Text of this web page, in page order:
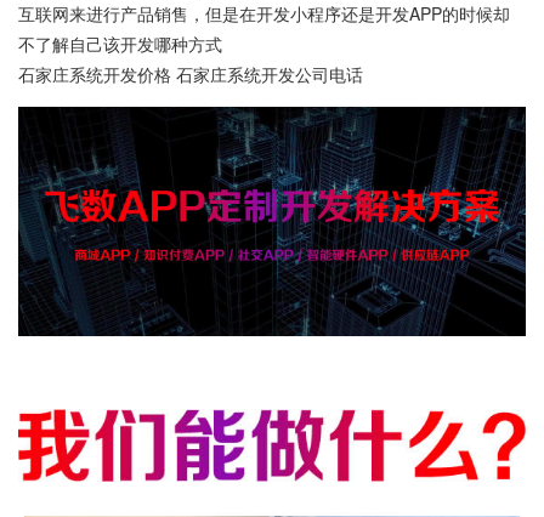
互联网来进行产品销售，但是在开发小程序还是开发APP的时候却
不了解自己该开发哪种方式
石家庄系统开发价格 石家庄系统开发公司电话